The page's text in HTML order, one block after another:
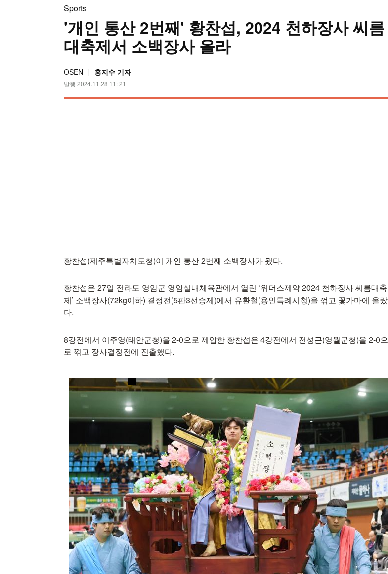
Sports
'개인 통산 2번째' 황찬섭, 2024 천하장사 씨름
대축제서 소백장사 올라
OSEN 홍지수 기자
발행 2024.11.28 11: 21
황찬섭(제주특별자치도청)이 개인 통산 2번째 소백장사가 됐다.
황찬섭은 27일 전라도 영암군 영암실내체육관에서 열린 ‘위더스제약 2024 천하장사 씨름대축
제’ 소백장사(72kg이하) 결정전(5판3선승제)에서 유환철(용인특례시청)을 꺾고 꽃가마에 올랐
다.
8강전에서 이주영(태안군청)을 2-0으로 제압한 황찬섭은 4강전에서 전성근(영월군청)을 2-0으
로 꺾고 장사결정전에 진출했다.